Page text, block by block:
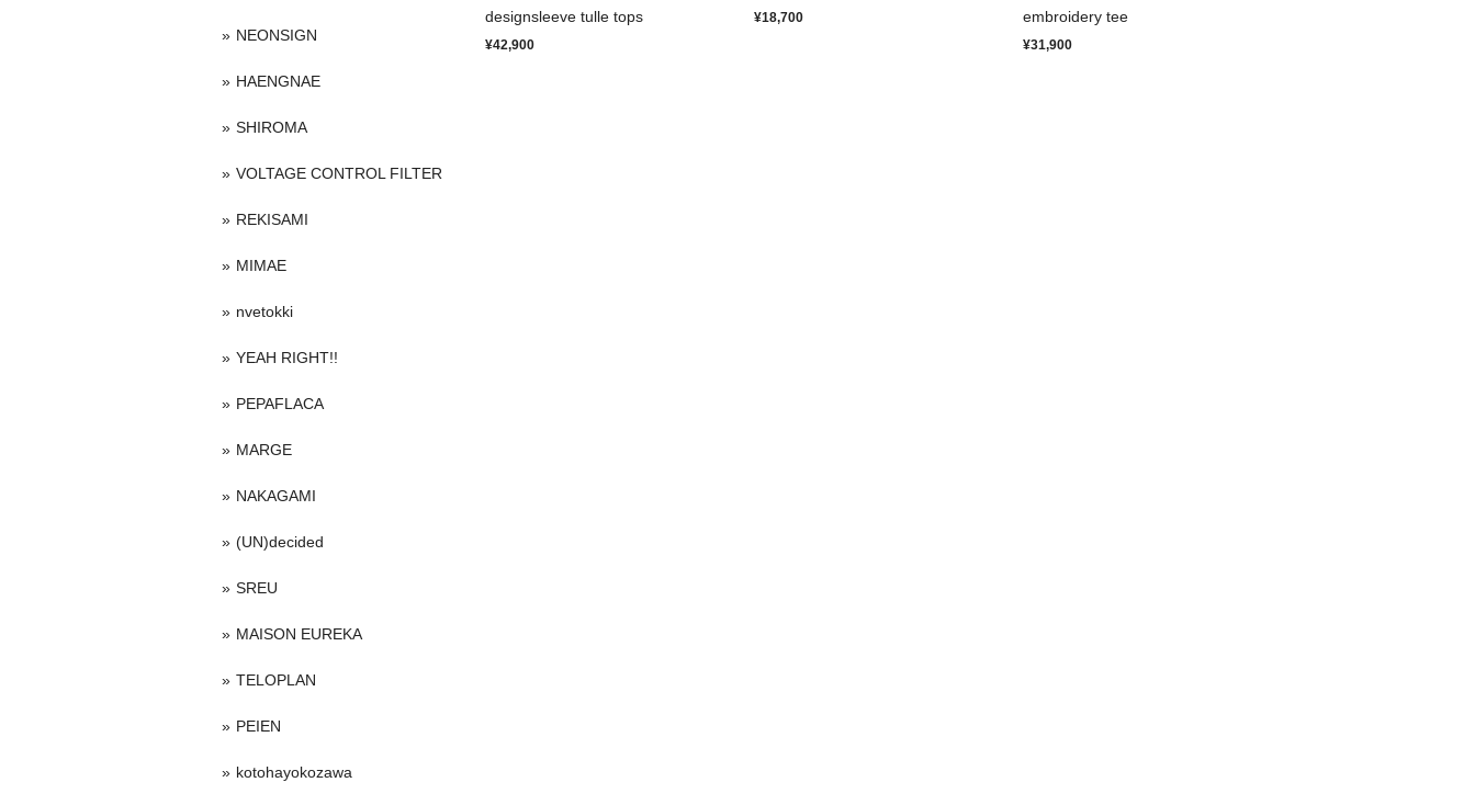
designsleeve tulle tops
¥42,900
¥18,700
embroidery tee
¥31,900
NEONSIGN
HAENGNAE
SHIROMA
VOLTAGE CONTROL FILTER
REKISAMI
MIMAE
nvetokki
YEAH RIGHT!!
PEPAFLACA
MARGE
NAKAGAMI
(UN)decided
SREU
MAISON EUREKA
TELOPLAN
PEIEN
kotohayokozawa